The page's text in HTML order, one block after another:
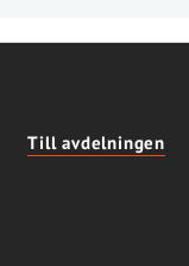
Till avdelningen